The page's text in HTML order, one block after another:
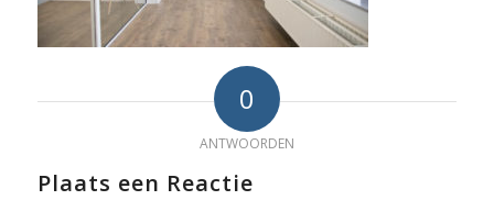
0
ANTWOORDEN
Plaats een Reactie